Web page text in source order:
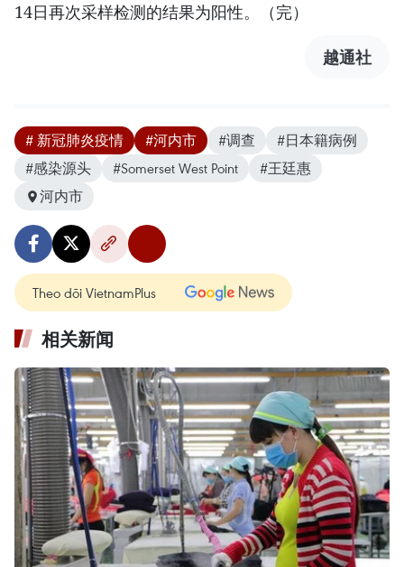
14日再次采样检测的结果为阳性。（完）
越通社
# 新冠肺炎疫情 #河内市 #调查
#日本籍病例
#感染源头
#Somerset West Point
#王廷惠
河内市
Theo dõi VietnamPlus
相关新闻